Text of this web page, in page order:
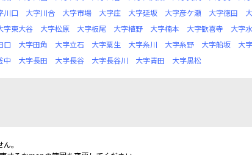
川口 大字川合 大字市場 大字庄 大字延坂 大字彦ケ瀬 大字徳田
字東大谷 大字松原 大字板尾 大字植野 大字楠本 大字歓喜寺 大字
口 大字田角 大字立石 大字粟生 大字糸川 大字糸野 大字船坂 大
中 大字長田 大字長谷 大字長谷川 大字青田 大字黒松
。